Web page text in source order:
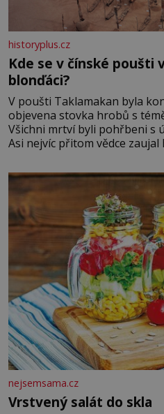
historyplus.cz
Kde se v čínské poušti
blonďáci?
V poušti Taklamakan byla
objevena stovka hrobů s
Všichni mrtví byli pohřbeni s
Asi nejvíc přitom vědce
blonďaté vlásky. Fakt, že jsou těla dávných lidí nesmírně
dobře zachovalá, přičítají
podmínkám. Sucho,
nejsemsama.cz
Vrstvený salát do skla